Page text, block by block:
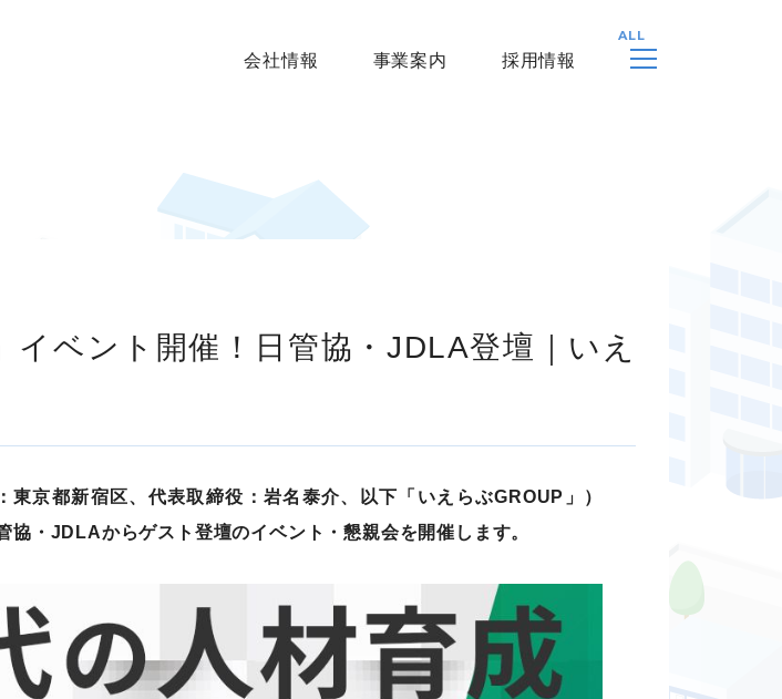
会社情報 事業案内 採用情報
ベント開催！日管協・JDLA登壇｜いえ
京都新宿区、代表取締役：岩名泰介、以下「いえらぶGROUP」）
・JDLAからゲスト登壇のイベント・懇親会を開催します。